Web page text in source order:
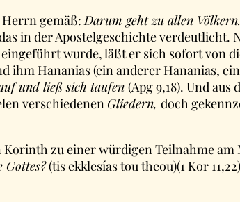
Herrn gemäß:Darum geht zu allen
in der Apostelgeschichte
wurde, läßt er sich sofort von
ihm Hananias (ein anderer Hananias,
und ließ sich taufen (Apg 9,18). Und
verschiedenen Gliedern, doch
zu einer würdigen Teilnahme
(tis ekklesías tou theou)(1 Kor